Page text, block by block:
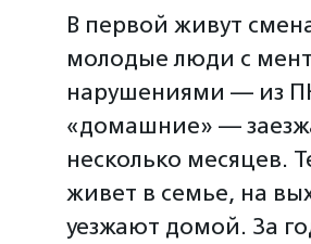
В первой живут
молодые люди с
нарушениями — из
«домашние» —
несколько месяцев.
живет в семье, на
уезжают домой. За